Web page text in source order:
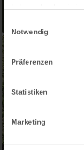
Notwendig
Präferenzen
Statistiken
Marketing